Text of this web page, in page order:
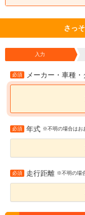
さっ
入力
必須 メーカー・車種・
必須 年式 ※不明の場合はお
必須 走行距離 ※不明の場